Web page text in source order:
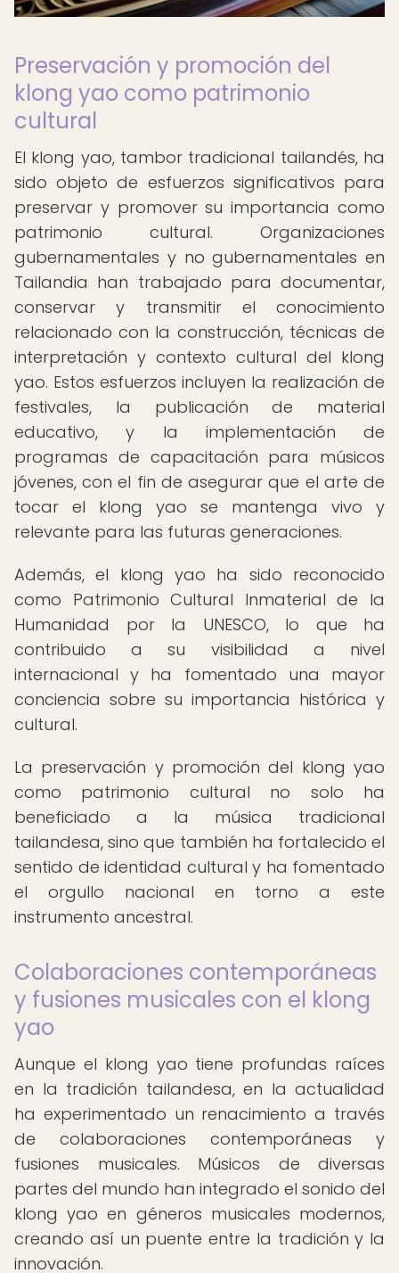
Preservación y promoción del
klong yao como patrimonio
cultural
El klong yao, tambor tradicional tailandés, ha
sido objeto de esfuerzos significativos para
preservar y promover su importancia como
patrimonio cultural. Organizaciones
gubernamentales y no gubernamentales en
Tailandia han trabajado para documentar,
conservar y transmitir el conocimiento
relacionado con la construcción, técnicas de
interpretación y contexto cultural del klong
yao. Estos esfuerzos incluyen la realización de
festivales, la publicación de material
educativo, y la implementación de
programas de capacitación para músicos
jóvenes, con el fin de asegurar que el arte de
tocar el klong yao se mantenga vivo y
relevante para las futuras generaciones.
Además, el klong yao ha sido reconocido
como Patrimonio Cultural Inmaterial de la
Humanidad por la UNESCO, lo que ha
contribuido a su visibilidad a nivel
internacional y ha fomentado una mayor
conciencia sobre su importancia histórica y
cultural.
La preservación y promoción del klong yao
como patrimonio cultural no solo ha
beneficiado a la música tradicional
tailandesa, sino que también ha fortalecido el
sentido de identidad cultural y ha fomentado
el orgullo nacional en torno a este
instrumento ancestral.
Colaboraciones contemporáneas
y fusiones musicales con el klong
yao
Aunque el klong yao tiene profundas raíces
en la tradición tailandesa, en la actualidad
ha experimentado un renacimiento a través
de colaboraciones contemporáneas y
fusiones musicales. Músicos de diversas
partes del mundo han integrado el sonido del
klong yao en géneros musicales modernos,
creando así un puente entre la tradición y la
innovación.